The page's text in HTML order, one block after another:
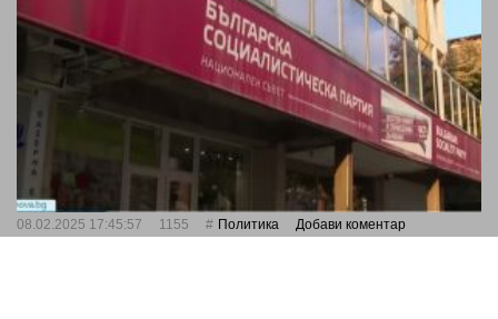
08.02.2025 17:45:57 1155 Политика Добави коментар